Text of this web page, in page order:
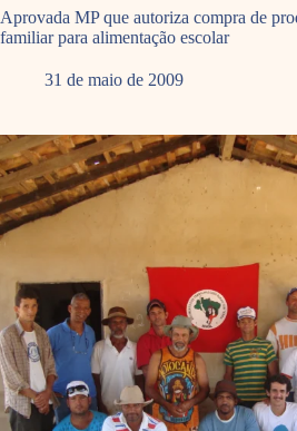
Aprovada MP que autoriza compra de
familiar para alimentação escolar
31 de maio de 2009